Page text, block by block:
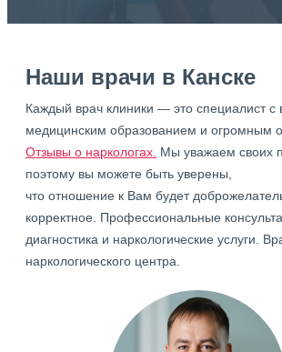
Наши врачи в Канске
Каждый врач клиники — это специалист
медицинским образованием и огромным
Отзывы о наркологах. Мы уважаем своих
поэтому вы можете быть уверены,
что отношение к Вам будет
корректное. Профессиональные
диагностика и наркологические услуги.
наркологического центра.